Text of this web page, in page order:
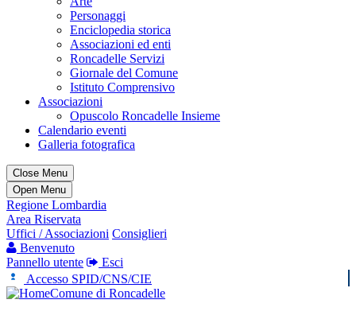
Personaggi
Enciclopedia storica
Associazioni ed enti
Roncadelle Servizi
Giornale del Comune
Istituto Comprensivo
Associazioni
Opuscolo Roncadelle Insieme
Calendario eventi
Galleria fotografica
Close Menu
Open Menu
Regione Lombardia
Area Riservata
Uffici / Associazioni Consiglieri
Benvenuto
Pannello utente
Esci
Accesso SPID/CNS/CIE
Comune di Roncadelle